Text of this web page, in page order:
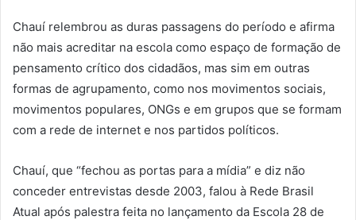
Chauí relembrou as duras passagens do período e afirma
não mais acreditar na escola como espaço de formação de
pensamento crítico dos cidadãos, mas sim em outras
formas de agrupamento, como nos movimentos sociais,
movimentos populares, ONGs e em grupos que se formam
com a rede de internet e nos partidos políticos.
Chauí, que “fechou as portas para a mídia” e diz não
conceder entrevistas desde 2003, falou à Rede Brasil
Atual após palestra feita no lançamento da Escola 28 de